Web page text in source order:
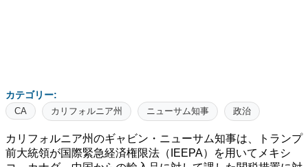
カテゴリー:
CA カリフォルニア州 ニューサム知事 政治
カリフォルニア州のギャビン・ニューサム知事は、トランプ
前大統領が国際緊急経済権限法（IEEPA）を用いてメキシ